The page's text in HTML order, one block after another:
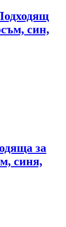
син,
за
синя,